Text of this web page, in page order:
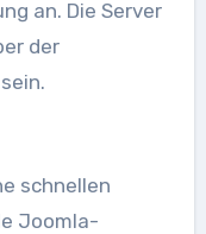
an. Die Server
der
schnellen
Joomla-